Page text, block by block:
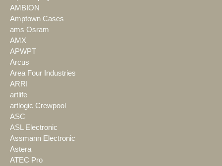
AMBION
Amptown Cases
ams Osram
AMX
APWPT
Arcus
Area Four Industries
ARRI
artlife
artlogic Crewpool
ASC
ASL Electronic
Assmann Electronic
Astera
ATEC Pro